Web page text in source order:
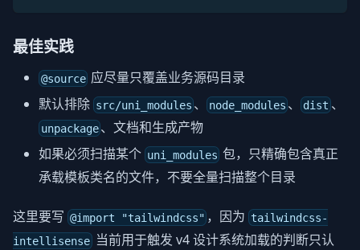
最佳实践
@source 应尽量只覆盖业务源码目录
默认排除 src/uni_modules 、 node_modules 、 dist 、
unpackage 、文档和生成产物
如果必须扫描某个 uni_modules 包，只精确包含真正
承载模板类名的文件，不要全量扫描整个目录
这里要写 @import "tailwindcss" ，因为 tailwindcss-
intellisense当前用于触发 v4 设计系统加载的判断只认